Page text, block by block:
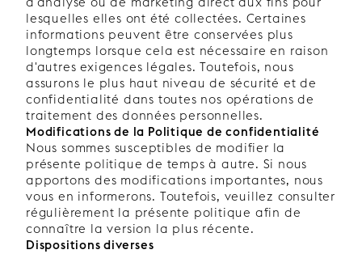
lesquelles elles ont été collectées. Certaines
informations peuvent être conservées plus
longtemps lorsque cela est nécessaire en raison
d'autres exigences légales. Toutefois, nous
assurons le plus haut niveau de sécurité et de
confidentialité dans toutes nos opérations de
traitement des données personnelles.
Modifications de la Politique de confidentialité
Nous sommes susceptibles de modifier la
présente politique de temps à autre. Si nous
apportons des modifications importantes, nous
vous en informerons. Toutefois, veuillez consulter
régulièrement la présente politique afin de
connaître la version la plus récente.
Dispositions diverses